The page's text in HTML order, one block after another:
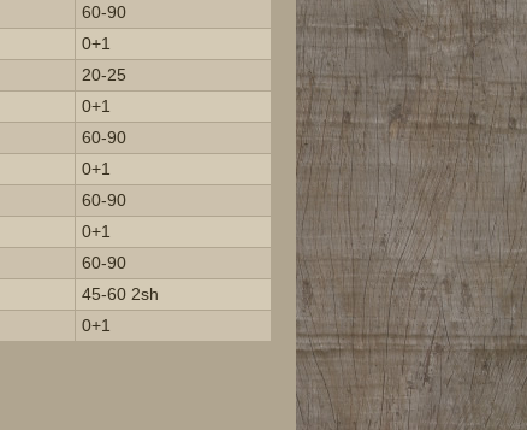
60-90
0+1
20-25
0+1
60-90
0+1
60-90
0+1
60-90
45-60 2sh
0+1